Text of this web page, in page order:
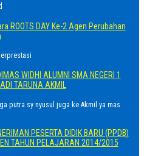
ROOTS DAY Ke-2 Agen Perubahan
WIDHI ALUMNI SMA NEGERI 1
TARUNA AKMIL
putra sy nyusul juga ke Akmil ya mas
PESERTA DIDIK BARU (PPDB)
TAHUN PELAJARAN 2014/2015